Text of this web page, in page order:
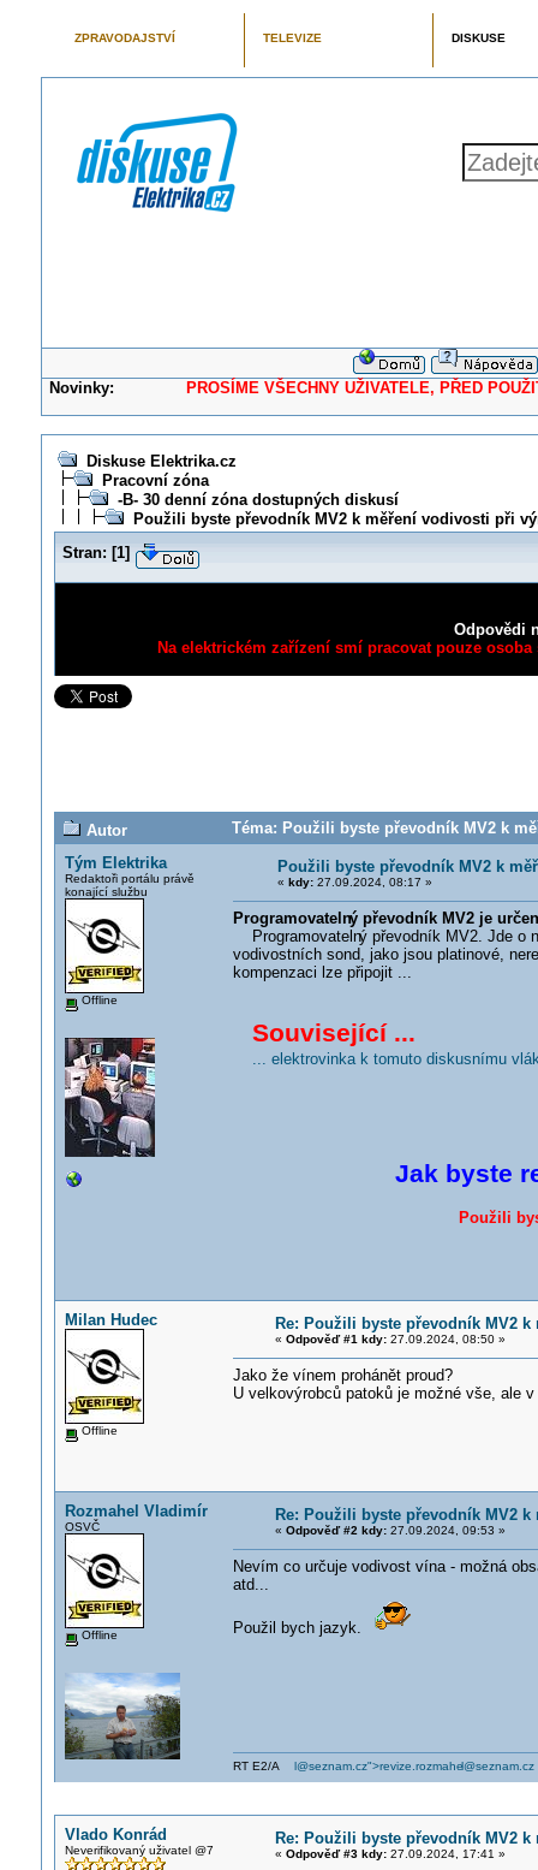
ZPRAVODAJSTVÍ TELEVIZE DISKUSE
Novinky: PROSÍME VŠECHNY UŽIVATELE, PŘED
Diskuse Elektrika.cz
Pracovní zóna
-B- 30 denní zóna dostupných diskusí
Použili byste převodník MV2 k měření vodivosti při
Stran: [1]
Odpovědi
Na elektrickém zařízení smí pracovat pouze
Autor
Téma: Použili byste převodník MV2 k
Tým Elektrika
Redaktoři portálu právě
konající službu
Offline
Použili byste převodník MV2 k
« kdy:27.09.2024, 08:17 »
Programovatelný převodník MV2 je
Programovatelný převodník MV2. Jde o
vodivostních sond, jako jsou platinové,
kompenzaci lze připojit ...
Související ...
... elektrovinka k tomuto diskusnímu
Jak byste
Použili
Milan Hudec
Offline
Re: Použili byste převodník MV2
« Odpověď #1 kdy:27.09.2024, 08:50 »
Jako že vínem prohánět proud?
U velkovýrobců patoků je možné vše, ale
Rozmahel Vladimír
OSVČ
Offline
Re: Použili byste převodník MV2
« Odpověď #2 kdy:27.09.2024, 09:53 »
Nevím co určuje vodivost vína - možná
atd...
Použil bych jazyk.
RT E2/A l@seznam.cz">revize.rozmahel@seznam.cz
Vlado Konrád
Neverifikovaný uživatel @7
Re: Použili byste převodník MV2
« Odpověď #3 kdy:27.09.2024, 17:41 »